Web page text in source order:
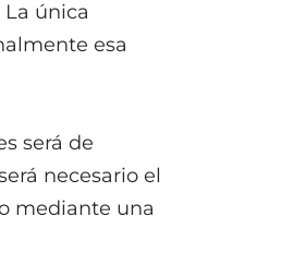
única
esa
será de
necesario el
mediante una